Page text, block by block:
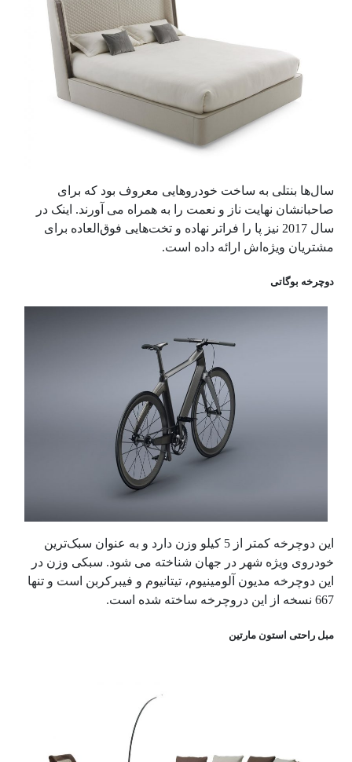
سال‌ها بنتلی به ساخت خودروهایی معروف بود که برای
صاحبانشان نهایت ناز و نعمت را به همراه می آورند. اینک در
سال 2017 نیز پا را فراتر نهاده و تخت‌هایی فوق‌العاده برای
مشتریان ویژه‌اش ارائه داده است.
دوچرخه بوگاتی
این دوچرخه کمتر از 5 کیلو وزن دارد و به عنوان سبک‌ترین
خودروی ویژه شهر در جهان شناخته می شود. سبکی وزن در
این دوچرخه مدیون آلومینیوم، تیتانیوم و فیبرکربن است و تنها
667 نسخه از این دروچرخه ساخته شده است.
مبل راحتی استون مارتین